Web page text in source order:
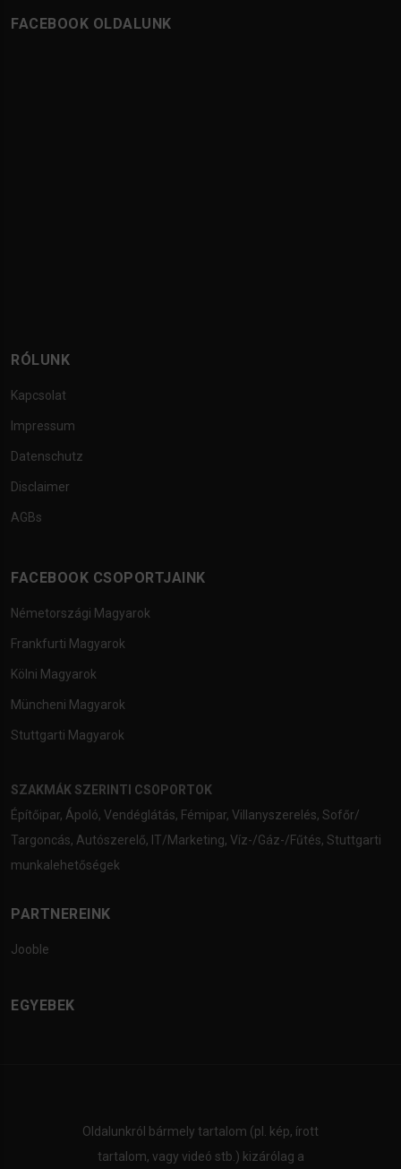
FACEBOOK OLDALUNK
RÓLUNK
Kapcsolat
Impressum
Datenschutz
Disclaimer
AGBs
FACEBOOK CSOPORTJAINK
Németországi Magyarok
Frankfurti Magyarok
Kölni Magyarok
Müncheni Magyarok
Stuttgarti Magyarok
SZAKMÁK SZERINTI CSOPORTOK
Építőipar, Ápoló, Vendéglátás, Fémipar, Villanyszerelés, Sofőr/
Targoncás, Autószerelő, IT/Marketing, Víz-/Gáz-/Fűtés, Stuttgarti
munkalehetőségek
PARTNEREINK
Jooble
EGYEBEK
Oldalunkról bármely tartalom (pl. kép, írott
tartalom, vagy videó stb.) kizárólag a